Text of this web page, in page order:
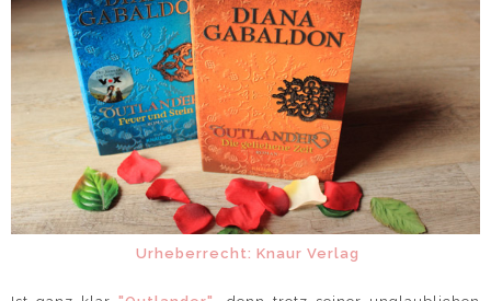
Urheberrecht: Knaur Verlag